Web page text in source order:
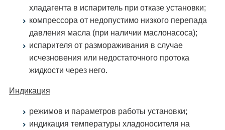
хладагента в испаритель при отказе установки;
компрессора от недопустимо низкого перепада
давления масла (при наличии маслонасоса);
испарителя от размораживания в случае
исчезновения или недостаточного протока
жидкости через него.
Индикация
режимов и параметров работы установки;
индикация температуры хладоносителя на